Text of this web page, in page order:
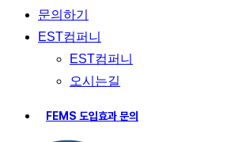
문의하기
EST컴퍼니
EST컴퍼니
오시는길
FEM S 도입효과문의